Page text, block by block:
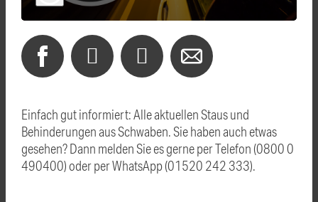
Einfach gut informiert: Alle aktuellen Staus und
Behinderungen aus Schwaben. Sie haben auch etwas
gesehen? Dann melden Sie es gerne per Telefon (0800 0
490400) oder per WhatsApp (01520 242 333).